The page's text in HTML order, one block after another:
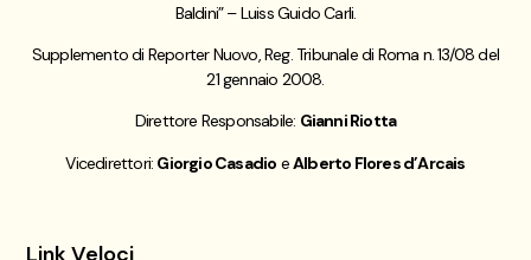
Baldini” – Luiss Guido Carli.
Supplemento di Reporter Nuovo, Reg. Tribunale di Roma n. 13/08 del
21 gennaio 2008.
Direttore Responsabile: Gianni Riotta
Vicedirettori: Giorgio Casadio eAlberto Flores d’Arcais